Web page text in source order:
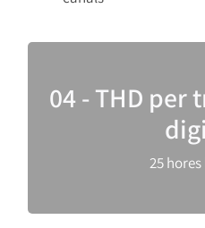
04 - THD per
25
empresarial i el Big
També
infraestructures